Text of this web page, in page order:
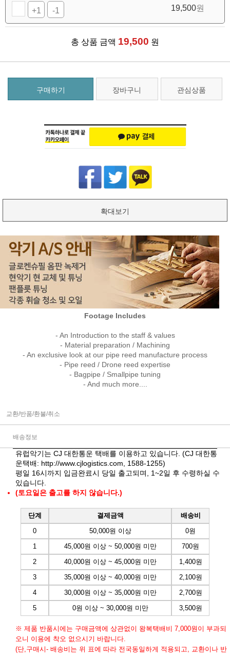
+1 -1 19,500원
총 상품 금액 19,500 원
구매하기 장바구니 관심상품
확대보기
Footage Includes
- An Introduction to the staff & values
- Material preparation / Machining
- An exclusive look at our pipe reed manufacture process
- Pipe reed / Drone reed expertise
- Bagpipe / Smallpipe tuning
- And much more....
교환/반품/환불/취소
배송정보
유럽악기는 CJ 대한통운 택배를 이용하고 있습니다. (CJ 대한통
운택배: http://www.cjlogistics.com , 1588-1255)
평일 16시까지 입금완료시 당일 출고되며, 1~2일 후 수령하실 수
있습니다.
(토요일은 출고를 하지 않습니다.)
단계 결제금액
배송비
0
50,000원 이상
0원
1
45,000원 이상 ~ 50,000원 미만
700원
2
40,000원 이상 ~ 45,000원 미만
1,400원
3
35,000원 이상 ~ 40,000원 미만
2,100원
4
30,000원 이상 ~ 35,000원 미만
2,700원
5
0원 이상 ~ 30,000원 미만 3,500원
※ 제품 반품시에는 구매금액에 상관없이 왕복택배비 7,000원이 부과되
오니 이용에 착오 없으시기 바랍니다.
(단,구매시- 배송비는 위 표에 따라 전국동일하게 적용되고, 교환이나 반